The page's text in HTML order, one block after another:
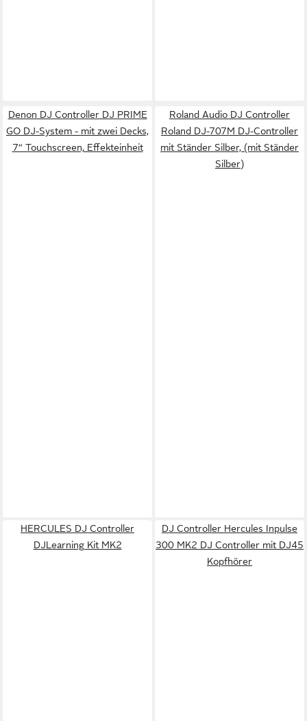
Denon DJ Controller DJ PRIME
GO DJ-System - mit zwei Decks,
7“ Touchscreen, Effekteinheit
Roland Audio DJ Controller
Roland DJ-707M DJ-Controller
mit Ständer Silber, (mit Ständer
Silber)
HERCULES DJ Controller
DJLearning Kit MK2
DJ Controller Hercules Inpulse
300 MK2 DJ Controller mit DJ45
Kopfhörer